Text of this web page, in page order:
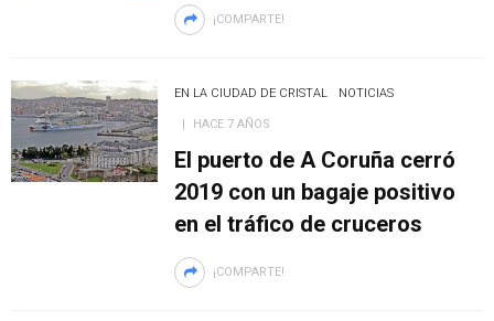
¡COMPARTE!
EN LA CIUDAD DE CRISTAL NOTICIAS
HACE 7 AÑOS
El puerto de A Coruña cerró
2019 con un bagaje positivo
en el tráfico de cruceros
¡COMPARTE!